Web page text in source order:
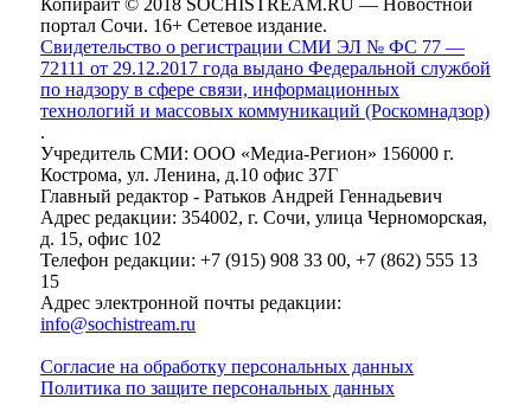
Копирайт © 2018 SOCHISTREAM.RU — Новостной
портал Сочи. 16+ Сетевое издание.
Свидетельство о регистрации СМИ ЭЛ № ФС 77 —
72111 от 29.12.2017 года выдано Федеральной службой
по надзору в сфере связи, информационных
технологий и массовых коммуникаций (Роскомнадзор)
.
Учредитель СМИ: ООО «Медиа-Регион» 156000 г.
Кострома, ул. Ленина, д.10 офис 37Г
Главный редактор - Ратьков Андрей Геннадьевич
Адрес редакции: 354002, г. Сочи, улица Черноморская,
д. 15, офис 102
Телефон редакции: +7 (915) 908 33 00, +7 (862) 555 13
15
Адрес электронной почты редакции:
info@sochistream.ru
Согласие на обработку персональных данных
Политика по защите персональных данных